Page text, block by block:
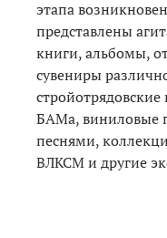
этапа
представлены
книги, альбомы,
сувениры
БАМа, виниловые
песнями,
ВЛКСМ и другие